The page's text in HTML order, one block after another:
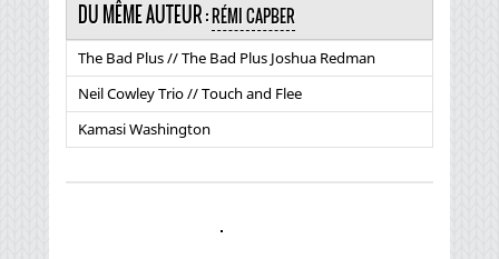
DU MÊME AUTEUR :RÉMI CAPBER
The Bad Plus // The Bad Plus Joshua Redman
Neil Cowley Trio // Touch and Flee
Kamasi Washington